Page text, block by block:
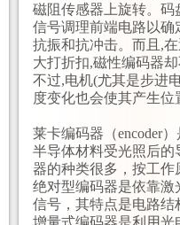
磁阻传感器上旋转。
信号调理前端电路以
抗振和抗冲击。而且,
大打折扣,磁性编码器
不过,电机(尤其是步进
度变化也会使其产生
莱卡编码器（encoder
半导体材料受光照后
器的种类很多，按工
绝对型编码器是依靠
信号，其特点是电路
增量式编码器是利用